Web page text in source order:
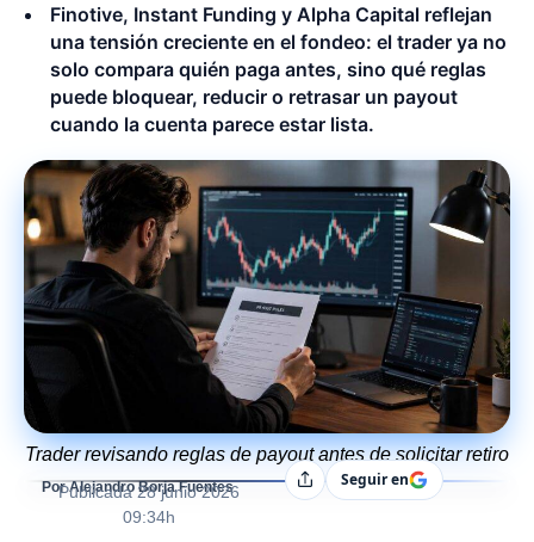
Finotive, Instant Funding y Alpha Capital reflejan
una tensión creciente en el fondeo: el trader ya no
solo compara quién paga antes, sino qué reglas
puede bloquear, reducir o retrasar un payout
cuando la cuenta parece estar lista.
Trader revisando reglas de payout antes de solicitar retiro
Por Alejandro Borja Fuentes
Publicada 28 junio 2026
09:34h
CompartirSeguir en